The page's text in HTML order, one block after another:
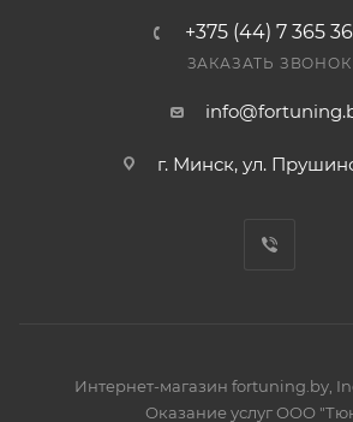
+375 (44) 7 365
ЗАКАЗАТЬ ЗВОНОК
г. Минск, ул.
Интернет-магазин fortuning.by,
Оказание услуг ООО